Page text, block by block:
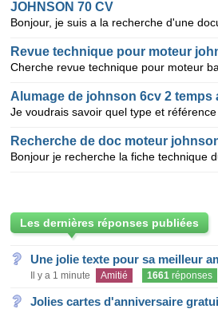
JOHNSON 70 CV
Revue technique pour moteur
Recherche de doc moteur
Les dernières réponses publiées
Une jolie texte pour sa meilleur
Il y a 1 minute Amitié 1661 réponses
Jolies cartes d'anniversaire